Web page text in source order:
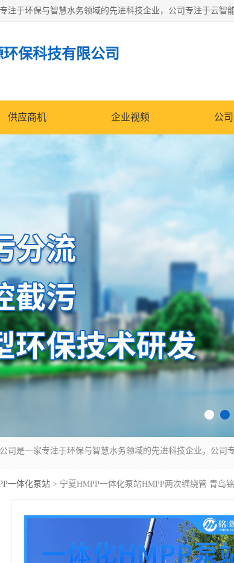
保科技有限公司
供应商机 企业视频 公
一体化泵站 > 宁夏HMPP一体化泵站HMPP两次缠绕管 青岛